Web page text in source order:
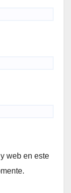
web en este